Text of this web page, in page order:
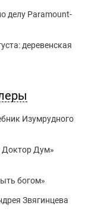
делу Paramount-
деревенская
Изумрудного
Доктор Дум»
богом»
Звягинцева